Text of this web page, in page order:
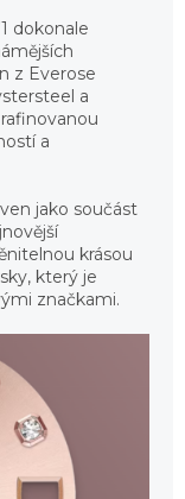
dokonale
z Everose
a
a
jako součást
krásou
který je
značkami.